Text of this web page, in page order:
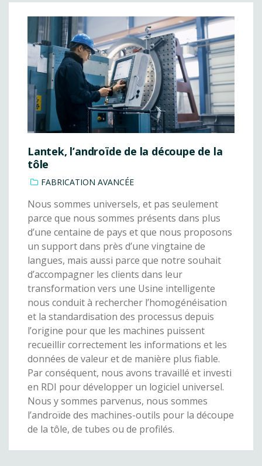
Lantek, l’androïde de la découpe de la
tôle
FABRICATION AVANCÉE
Nous sommes universels, et pas seulement
parce que nous sommes présents dans plus
d’une centaine de pays et que nous proposons
un support dans près d’une vingtaine de
langues, mais aussi parce que notre souhait
d’accompagner les clients dans leur
transformation vers une Usine intelligente
nous conduit à rechercher l’homogénéisation
et la standardisation des processus depuis
l’origine pour que les machines puissent
recueillir correctement les informations et les
données de valeur et de manière plus fiable.
Par conséquent, nous avons travaillé et investi
en RDI pour développer un logiciel universel.
Nous y sommes parvenus, nous sommes
l’androïde des machines-outils pour la découpe
de la tôle, de tubes ou de profilés.